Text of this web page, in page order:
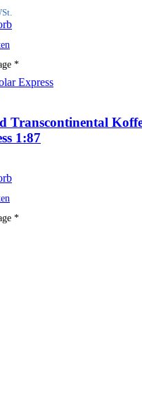
*
Transcontinental
1:87
*